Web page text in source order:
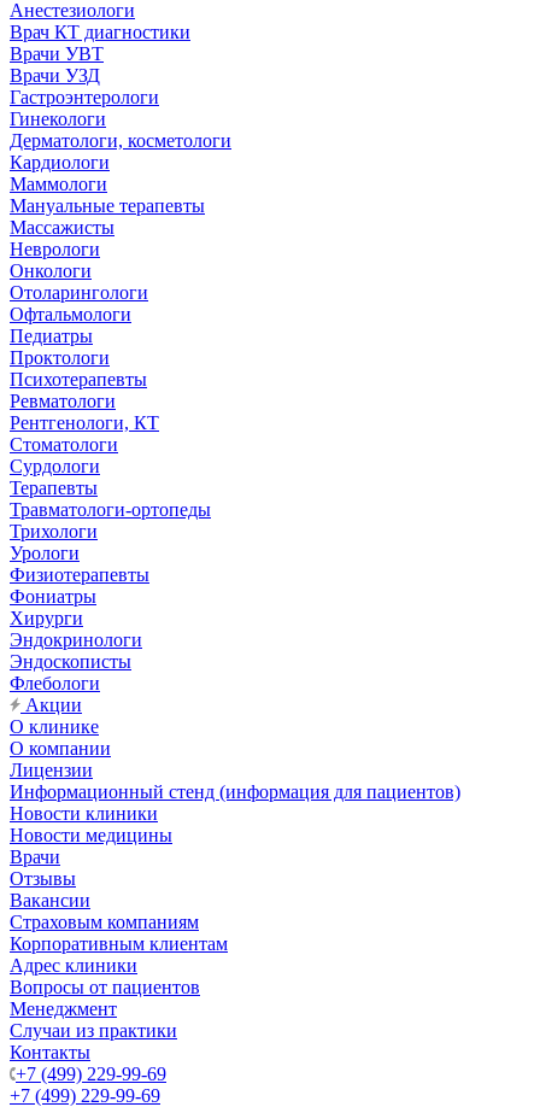
Анестезиологи
Врач КТ диагностики
Врачи УВТ
Врачи УЗД
Гастроэнтерологи
Гинекологи
Дерматологи, косметологи
Кардиологи
Маммологи
Мануальные терапевты
Массажисты
Неврологи
Онкологи
Отоларингологи
Офтальмологи
Педиатры
Проктологи
Психотерапевты
Ревматологи
Рентгенологи, КТ
Стоматологи
Сурдологи
Терапевты
Травматологи-ортопеды
Трихологи
Урологи
Физиотерапевты
Фониатры
Хирурги
Эндокринологи
Эндоскописты
Флебологи
Акции
О клинике
О компании
Лицензии
Информационный стенд (информация для пациентов)
Новости клиники
Новости медицины
Врачи
Отзывы
Вакансии
Страховым компаниям
Корпоративным клиентам
Адрес клиники
Вопросы от пациентов
Менеджмент
Случаи из практики
Контакты
+7 (499) 229-99-69
+7 (499) 229-99-69